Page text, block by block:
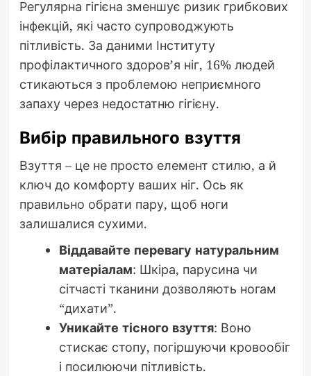
Регулярна гігієна зменшує ризик грибкових
інфекцій, які часто супроводжують
пітливість. За даними Інституту
профілактичного здоров’я ніг, 16% людей
стикаються з проблемою неприємного
запаху через недостатню гігієну.
Вибір правильного взуття
Взуття – це не просто елемент стилю, а й
ключ до комфорту ваших ніг. Ось як
правильно обрати пару, щоб ноги
залишалися сухими.
Віддавайте перевагу натуральним
матеріалам: Шкіра, парусина чи
сітчасті тканини дозволяють ногам
“дихати”.
Уникайте тісного взуття: Воно
стискає стопу, погіршуючи кровообіг
і посилюючи пітливість.